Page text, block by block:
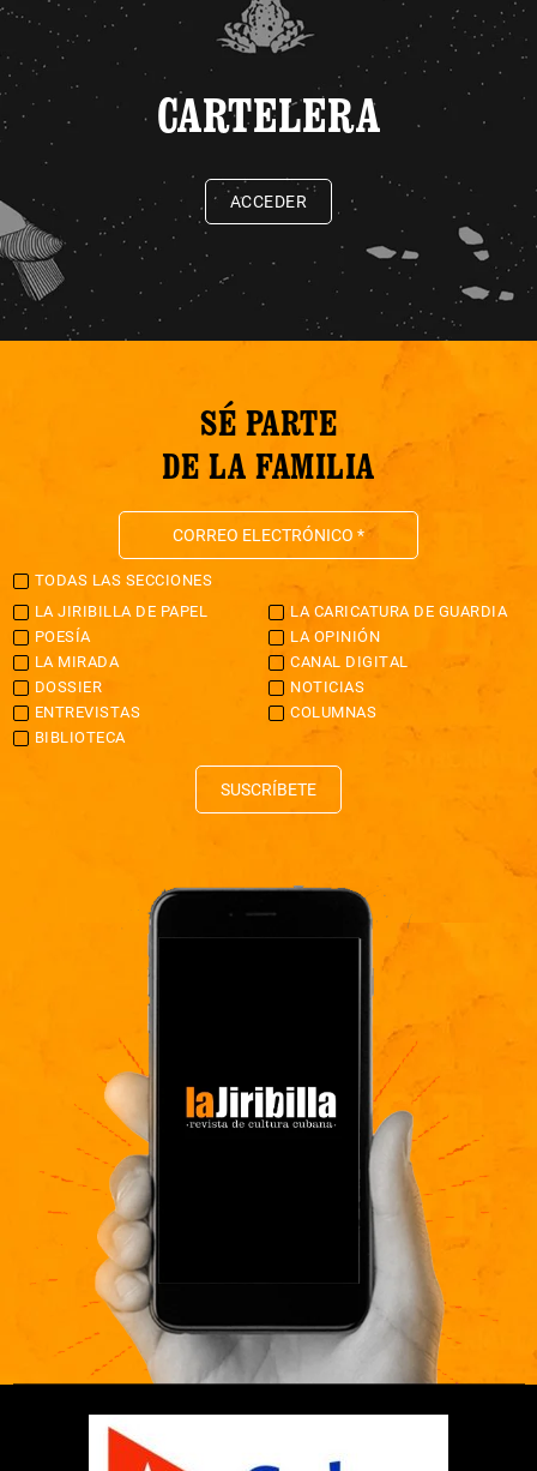
CARTELERA
ACCEDER
SÉ PARTE
DE LA FAMILIA
TODAS LAS SECCIONES
LA JIRIBILLA DE PAPEL
LA CARICATURA DE GUARDIA
POESÍA
LA OPINIÓN
LA MIRADA
CANAL DIGITAL
DOSSIER
NOTICIAS
ENTREVISTAS
COLUMNAS
BIBLIOTECA
SUSCRÍBETE